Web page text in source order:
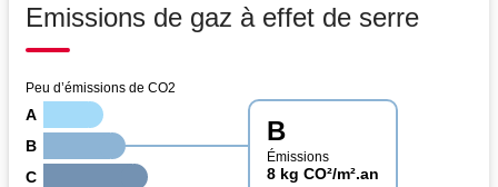
Emissions de gaz à effet de serre
Peu d’émissions de CO2
B
Émissions
8 kg CO²/m².an
A
B
C